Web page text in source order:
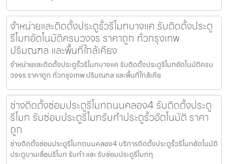
จำหน่ายและติดตั้งประตูรั้วรีโมทบางแค รับติดตั้งประตู
รีโมทอัตโนมัติครบวงจร ราคาถูก ทั่วกรุงเทพ
ปริมณฑล และพื้นที่ใกล้เคียง
จำหน่ายและติดตั้งประตูรั้วรีโมทบางแค รับติดตั้งประตูรีโมทอัตโนมัติครบ
วงจร ราคาถูก ทั่วกรุงเทพ ปริมณฑล และพื้นที่ใกล้เคีย
ช่างติดตั้งซ่อมประตูรีโมทถนนคลอง4 รับติดตั้งประตู
รีโมท รับซ่อมประตูรีโมทรับทำประตูรั้วอัตโนมัติ ราคา
ถูก
ช่างติดตั้งซ่อมประตูรีโมทถนนคลอง4 บริการติดตั้งประตูรั้วรีโมทอัตโนมัติ
ประตูบานเลื่อนรีโมท รับทำ และ รับซ่อมประตูรีโมททุ